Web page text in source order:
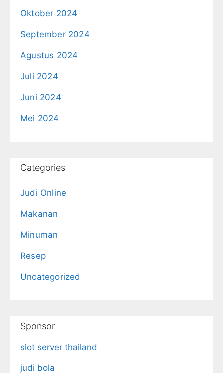
Oktober 2024
September 2024
Agustus 2024
Juli 2024
Juni 2024
Mei 2024
Categories
Judi Online
Makanan
Minuman
Resep
Uncategorized
Sponsor
slot server thailand
judi bola